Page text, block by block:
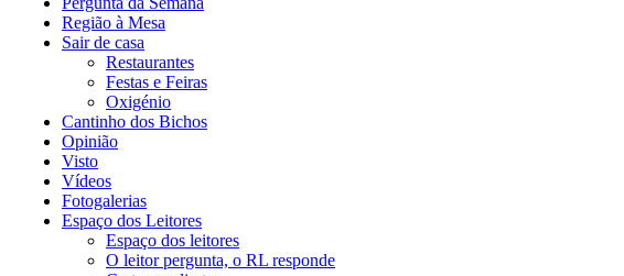
Região à Mesa
Sair de casa
Restaurantes
Festas e Feiras
Oxigénio
Cantinho dos Bichos
Opinião
Visto
Vídeos
Fotogalerias
Espaço dos Leitores
Espaço dos leitores
O leitor pergunta, o RL responde